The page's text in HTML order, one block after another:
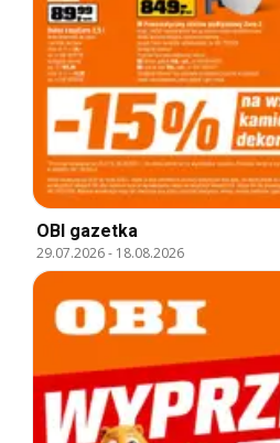
OBI gazetka
29.07.2026- 18.08.2026